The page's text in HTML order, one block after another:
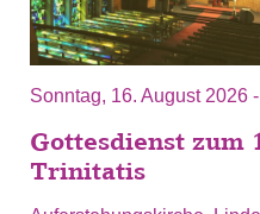
Sonntag, 16. August 2026
Gottesdienst zum
Trinitatis